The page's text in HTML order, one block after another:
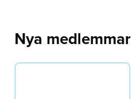
Nya medlemmar